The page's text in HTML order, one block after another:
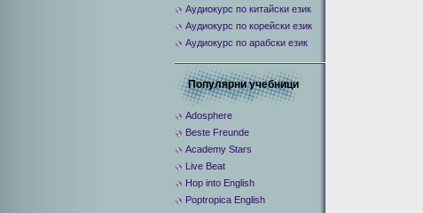
Аудиокурс по китайски език
Аудиокурс по корейски език
Аудиокурс по арабски език
Популярни учебници
Adosphere
Beste Freunde
Academy Stars
Live Beat
Hop into English
Poptropica English